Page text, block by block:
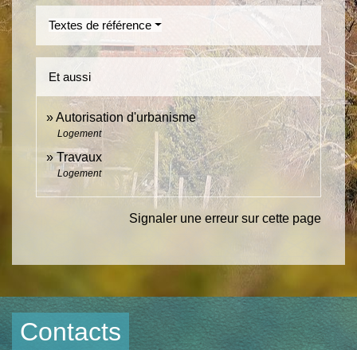
Textes de référence
Et aussi
Autorisation d'urbanisme
Logement
Travaux
Logement
Signaler une erreur sur cette page
Contacts